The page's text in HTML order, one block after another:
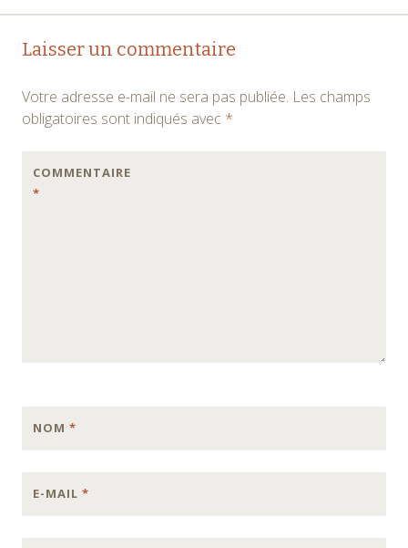
Navigation
articles
Laisser un commentaire
Votre adresse e-mail ne sera pas publiée. Les champs
obligatoires sont indiqués avec *
COMMENTAIRE
*
NOM *
E-MAIL *